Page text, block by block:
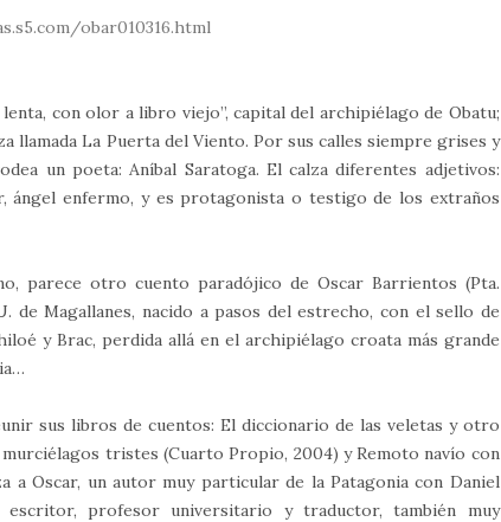
obar010316.html
con olor a libro viejo”, capital del archipiélago de Obatu;
llamada La Puerta del Viento. Por sus calles siempre grises y
un poeta: Aníbal Saratoga. El calza diferentes adjetivos:
ángel enfermo, y es protagonista o testigo de los extraños
parece otro cuento paradójico de Oscar Barrientos (Pta.
Magallanes, nacido a pasos del estrecho, con el sello de
y Brac, perdida allá en el archipiélago croata más grande
sus libros de cuentos: El diccionario de las veletas y otro
tristes (Cuarto Propio, 2004) y Remoto navío con
Oscar, un autor muy particular de la Patagonia con Daniel
escritor, profesor universitario y traductor, también muy